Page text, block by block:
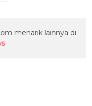
menarik lainnya di